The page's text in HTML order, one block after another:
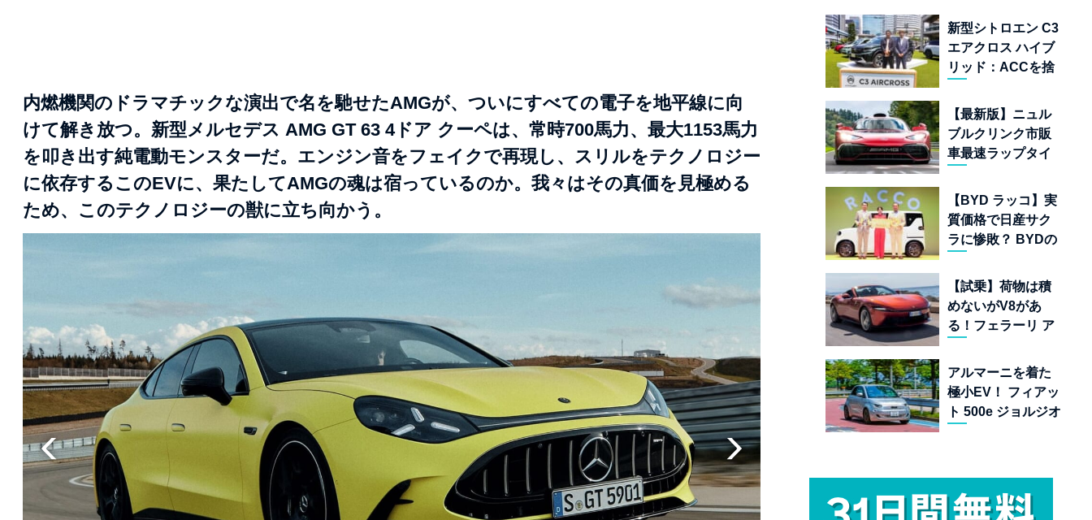
内燃機関のドラマチックな演出で名を馳せたAMGが、ついにすべての電子を地平線に向
けて解き放つ。新型メルセデス AMG GT 63 4ドア クーペは、常時700馬力、最大1153馬力
を叩き出す純電動モンスターだ。エンジン音をフェイクで再現し、スリルをテクノロジー
に依存するこのEVに、果たしてAMGの魂は宿っているのか。我々はその真価を見極める
ため、このテクノロジーの獣に立ち向かう。
新型シトロエン C3
エアクロス ハイブ
リッド：ACCを捨
毯」を手に入れた
フランスの異端児
【最新版】ニュル
ブルクリンク市販
車最速ラップタイ
22台を一挙公開
【BYD ラッコ】実
質価格で日産サク
ラに惨敗？ BYDの
金ドーピング」の
異常な世界
【試乗】荷物は積
めないがV8があ
る！フェラーリ ア
ーが証明する純内
燃機関オープンカ
ーの至福
アルマーニを着た
極小EV！ フィアッ
ト 500e ジョルジオ